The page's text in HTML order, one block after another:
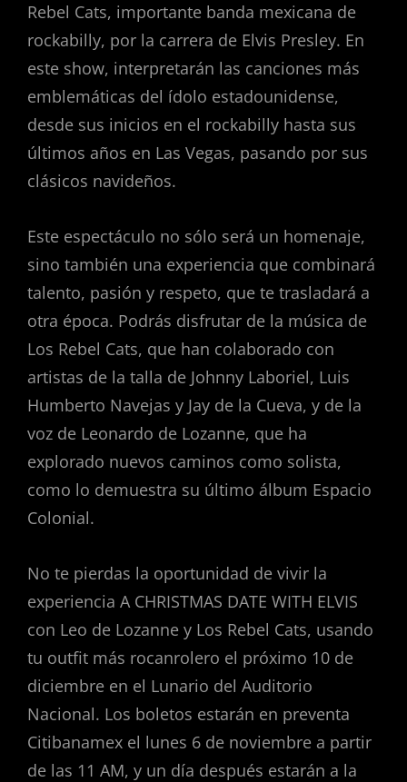
Rebel Cats, importante banda mexicana de
rockabilly, por la carrera de Elvis Presley. En
este show, interpretarán las canciones más
emblemáticas del ídolo estadounidense,
desde sus inicios en el rockabilly hasta sus
últimos años en Las Vegas, pasando por sus
clásicos navideños.
Este espectáculo no sólo será un homenaje,
sino también una experiencia que combinará
talento, pasión y respeto, que te trasladará a
otra época. Podrás disfrutar de la música de
Los Rebel Cats, que han colaborado con
artistas de la talla de Johnny Laboriel, Luis
Humberto Navejas y Jay de la Cueva, y de la
voz de Leonardo de Lozanne, que ha
explorado nuevos caminos como solista,
como lo demuestra su último álbum Espacio
Colonial.
No te pierdas la oportunidad de vivir la
experiencia A CHRISTMAS DATE WITH ELVIS
con Leo de Lozanne y Los Rebel Cats, usando
tu outfit más rocanrolero el próximo 10 de
diciembre en el Lunario del Auditorio
Nacional. Los boletos estarán en preventa
Citibanamex el lunes 6 de noviembre a partir
de las 11 AM, y un día después estarán a la